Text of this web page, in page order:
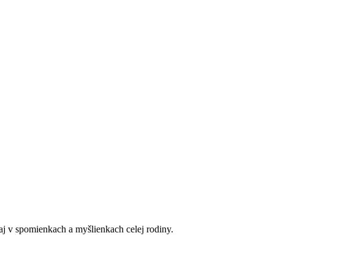
v spomienkach a myšlienkach celej rodiny.